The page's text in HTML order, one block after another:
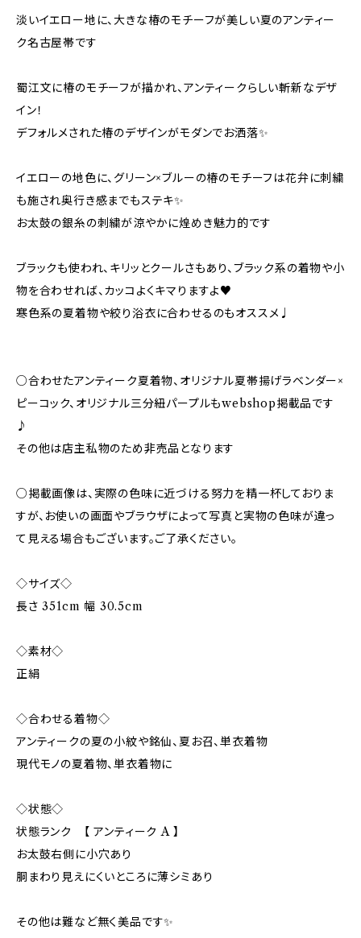
淡いイエロー地に、大きな椿のモチーフが美しい夏のアンティー
ク名古屋帯です
蜀江文に椿のモチーフが描かれ、アンティークらしい斬新なデザ
イン！
デフォルメされた椿のデザインがモダンでお洒落✨
イエローの地色に、グリーン×ブルーの椿のモチーフは花弁に刺繍
も施され奥行き感までもステキ✨️
お太鼓の銀糸の刺繍が涼やかに煌めき魅力的です
ブラックも使われ、キリッとクールさもあり、ブラック系の着物や小
物を合わせれば、カッコよくキマりますよ♥
寒色系の夏着物や絞り浴衣に合わせるのもオススメ♩
○合わせたアンティーク夏着物、オリジナル夏帯揚げラベンダー×
ピーコック、オリジナル三分紐パープルもwebshop掲載品です
♪
その他は店主私物のため非売品となります
○掲載画像は、実際の色味に近づける努力を精一杯しておりま
すが、お使いの画面やブラウザによって写真と実物の色味が違っ
て見える場合もございます。ご了承ください。
◇サイズ◇
長さ 351cm 幅 30.5cm
◇素材◇
正絹
◇合わせる着物◇
アンティークの夏の小紋や銘仙、夏お召、単衣着物
現代モノの夏着物、単衣着物に
◇状態◇
状態ランク 【 アンティーク A 】
お太鼓右側に小穴あり
胴まわり見えにくいところに薄シミあり
その他は難など無く美品です✨